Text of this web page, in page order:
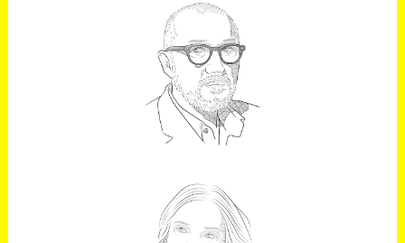
ANDRÉS
RODRÍGUEZ
Editor de Forbes España y
presidente de SpainMedia
ELI PINEDO